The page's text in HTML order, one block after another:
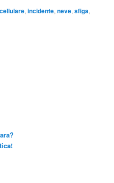
cellulare,incidente,neve,sfiga,